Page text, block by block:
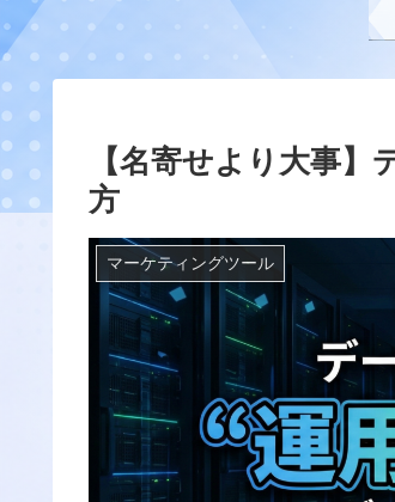
【名寄せより大事】
方
マーケティングツール